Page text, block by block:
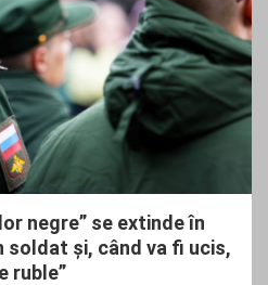
negre” se extinde în
soldat și, când va fi ucis,
ruble”